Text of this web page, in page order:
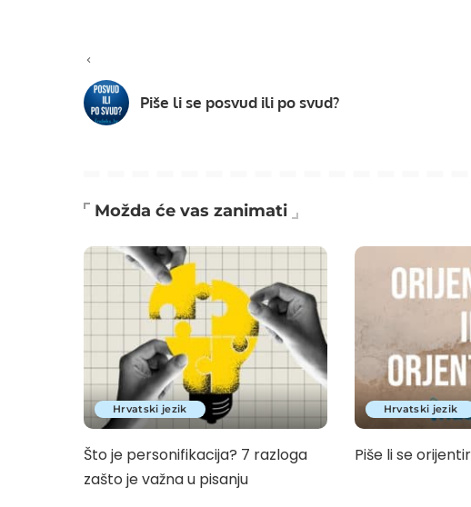
Piše li se posvud ili po svud?
Možda će vas zanimati
Hrvatski jezik
Što je personifikacija? 7 razloga
zašto je važna u pisanju
Hrvatski jezik
Piše li se